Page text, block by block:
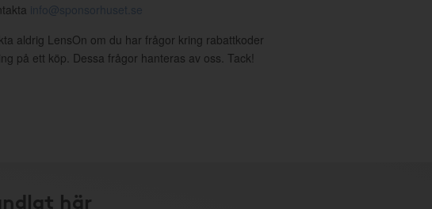
info@sponsorhuset.se
aldrig LensOn om du har frågor kring rabattkoder
på ett köp. Dessa frågor hanteras av oss. Tack!
här